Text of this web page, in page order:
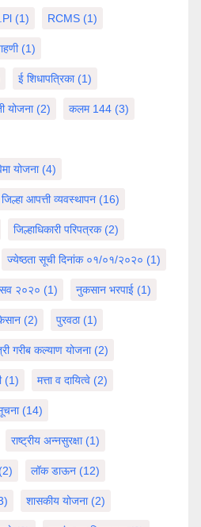
(1) RCMS (1)
(1)
ई शिधापत्रिका(1)
योजना(2) कलम 144 (3)
योजना(4)
जिल्हा आपत्ती व्यवस्थापन (16)
जिल्हाधिकारी परिपत्रक(2)
ज्येष्ठता सूची दिनांक ०१/०१/२०२० (1)
२०२० (1) नुकसान भरपाई (1)
(2) पुरवठा(1)
गरीब कल्याण योजना(2)
(1) मत्ता व दायित्वे (2)
(14)
राष्ट्रीय अन्नसुरक्षा(1)
(2) लॉक डाऊन (12)
शासकीय योजना(2)